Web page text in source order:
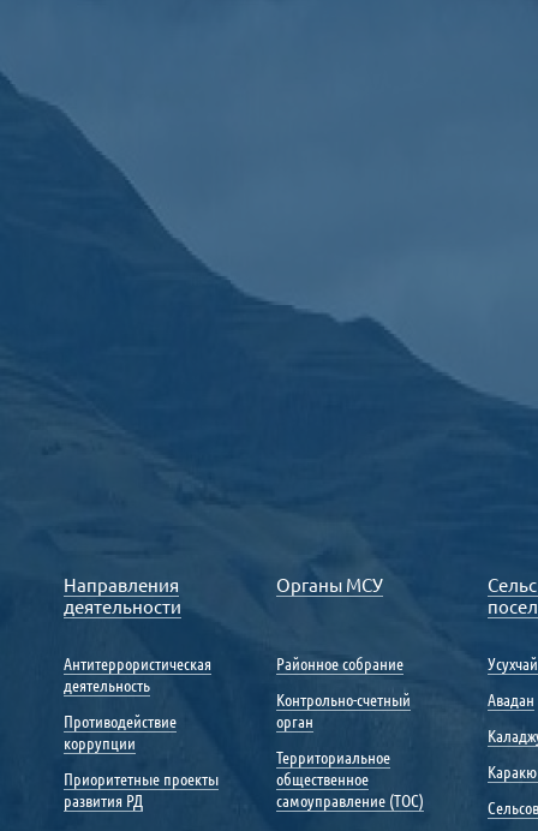
Направления
деятельности
Антитеррористическая
деятельность
Противодействие
коррупции
Приоритетные проекты
развития РД
Органы МСУ
Районное собрание
Контрольно-счетный
орган
Территориальное
общественное
самоуправление (ТОС)
Усухчай
Авадан